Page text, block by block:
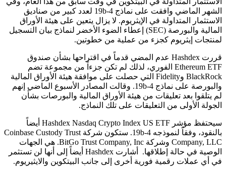
الشهر الماضي وافقت على نماذج 19b-4 لعدد كبير من صناديق
الاستثمار المتداولة في الإيثريوم. لا يزال يتعين على هيئة الأوراق
المالية والبورصة (SEC) إعطاء الضوء الأخضر لنماذج بيان التسجيل
لمنتجات إيثريوم كجزء من عملية من خطوتين.
قررت Hashdex عدم المضي قدماً في اقتراحها بشأن صندوق
Ethereum ETF الفوري، لذلك لم تكن جزءاً من مجموعة تضم
BlackRock وFidelity التي حصلت على موافقة هيئة الأوراق المالية
والبورصة على نماذج 19b-4. وقالت المصادر الأسبوع الماضي إنهم
لم يتلقوا بعد تعليقات من هيئة الأوراق المالية والبورصات بشأن
الجولة الأولى من التعليقات على تلك النماذج.
سيحتفظ مؤشر Hashdex Nasdaq Crypto Index US ETF أيضاً
بالنقود، وفقاً لنموذجه 19b-4. ستكون شركة Coinbase Custody Trust
Company, LLC وشركة BitGo Trust Company, Inc. هي الجهات
الوصية في حالة إطلاقها. أشارت Hashdex أيضاً إلى أنها لن تستثمر
في أي عملات رقمية فورية أخرى إلى جانب البيتكوين والايثيريوم.